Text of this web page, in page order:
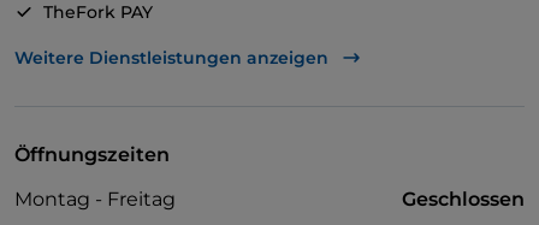
TheFork PAY
UnionPay über TheFork PAY
Weitere Dienstleistungen anzeigen
Öffnungszeiten
Montag - Freitag
Geschlossen